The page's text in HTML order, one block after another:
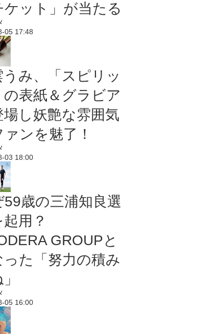
ケット」が当たる
05 17:48
うみ、「スピリッ
の表紙＆グラビア
場し妖艶な雰囲気
ンを魅了！
03 18:00
59歳の三浦知良選
起用？
GROUPと
った「努力の積み
05 16:00